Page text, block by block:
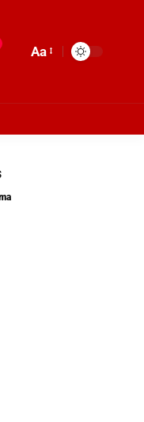
Aa